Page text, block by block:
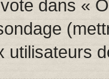
dans «
utilisateurs